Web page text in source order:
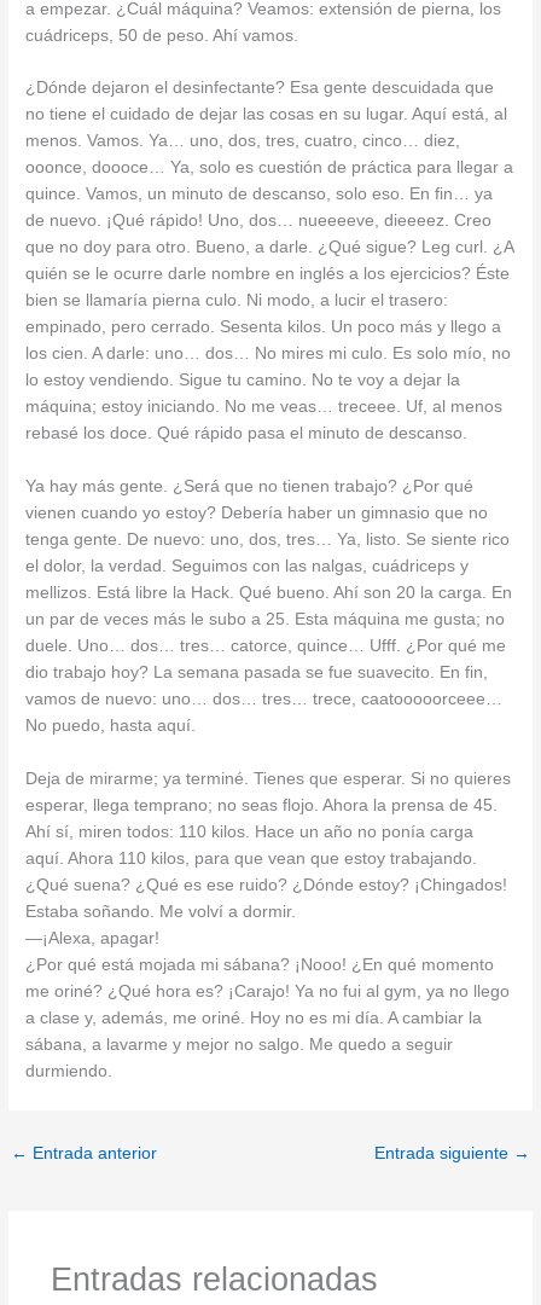
a empezar. ¿Cuál máquina? Veamos: extensión de pierna, los
cuádriceps, 50 de peso. Ahí vamos.
¿Dónde dejaron el desinfectante? Esa gente descuidada que
no tiene el cuidado de dejar las cosas en su lugar. Aquí está, al
menos. Vamos. Ya… uno, dos, tres, cuatro, cinco… diez,
ooonce, doooce… Ya, solo es cuestión de práctica para llegar a
quince. Vamos, un minuto de descanso, solo eso. En fin… ya
de nuevo. ¡Qué rápido! Uno, dos… nueeeeve, dieeeez. Creo
que no doy para otro. Bueno, a darle. ¿Qué sigue? Leg curl. ¿A
quién se le ocurre darle nombre en inglés a los ejercicios? Éste
bien se llamaría pierna culo. Ni modo, a lucir el trasero:
empinado, pero cerrado. Sesenta kilos. Un poco más y llego a
los cien. A darle: uno… dos… No mires mi culo. Es solo mío, no
lo estoy vendiendo. Sigue tu camino. No te voy a dejar la
máquina; estoy iniciando. No me veas… treceee. Uf, al menos
rebasé los doce. Qué rápido pasa el minuto de descanso.
Ya hay más gente. ¿Será que no tienen trabajo? ¿Por qué
vienen cuando yo estoy? Debería haber un gimnasio que no
tenga gente. De nuevo: uno, dos, tres… Ya, listo. Se siente rico
el dolor, la verdad. Seguimos con las nalgas, cuádriceps y
mellizos. Está libre la Hack. Qué bueno. Ahí son 20 la carga. En
un par de veces más le subo a 25. Esta máquina me gusta; no
duele. Uno… dos… tres… catorce, quince… Ufff. ¿Por qué me
dio trabajo hoy? La semana pasada se fue suavecito. En fin,
vamos de nuevo: uno… dos… tres… trece, caatooooorceee…
No puedo, hasta aquí.
Deja de mirarme; ya terminé. Tienes que esperar. Si no quieres
esperar, llega temprano; no seas flojo. Ahora la prensa de 45.
Ahí sí, miren todos: 110 kilos. Hace un año no ponía carga
aquí. Ahora 110 kilos, para que vean que estoy trabajando.
¿Qué suena? ¿Qué es ese ruido? ¿Dónde estoy? ¡Chingados!
Estaba soñando. Me volví a dormir.
—¡Alexa, apagar!
¿Por qué está mojada mi sábana? ¡Nooo! ¿En qué momento
me oriné? ¿Qué hora es? ¡Carajo! Ya no fui al gym, ya no llego
a clase y, además, me oriné. Hoy no es mi día. A cambiar la
sábana, a lavarme y mejor no salgo. Me quedo a seguir
durmiendo.
← Entrada anterior Entrada siguiente →
Entradas relacionadas